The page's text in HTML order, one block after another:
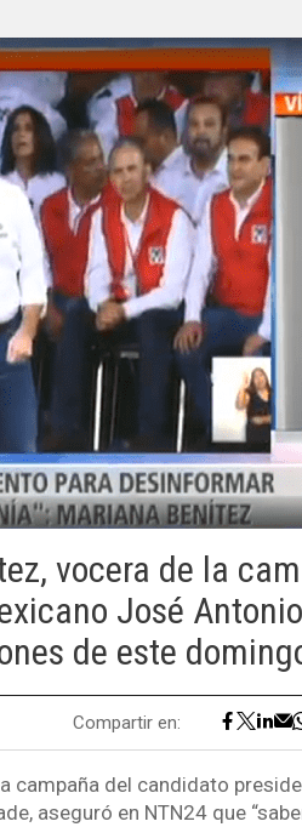
vocera de la
José
de este
Compartir en:
campaña del candidato
aseguró en NTN24 que